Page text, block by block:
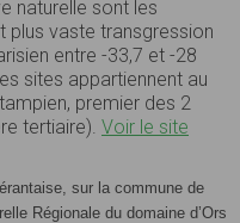
naturelle sont les
plus vaste transgression
entre -33,7 et -28
sites appartiennent au
premier des 2
tertiaire). Voir le site
sur la commune de
Régionale du domaine d’Ors